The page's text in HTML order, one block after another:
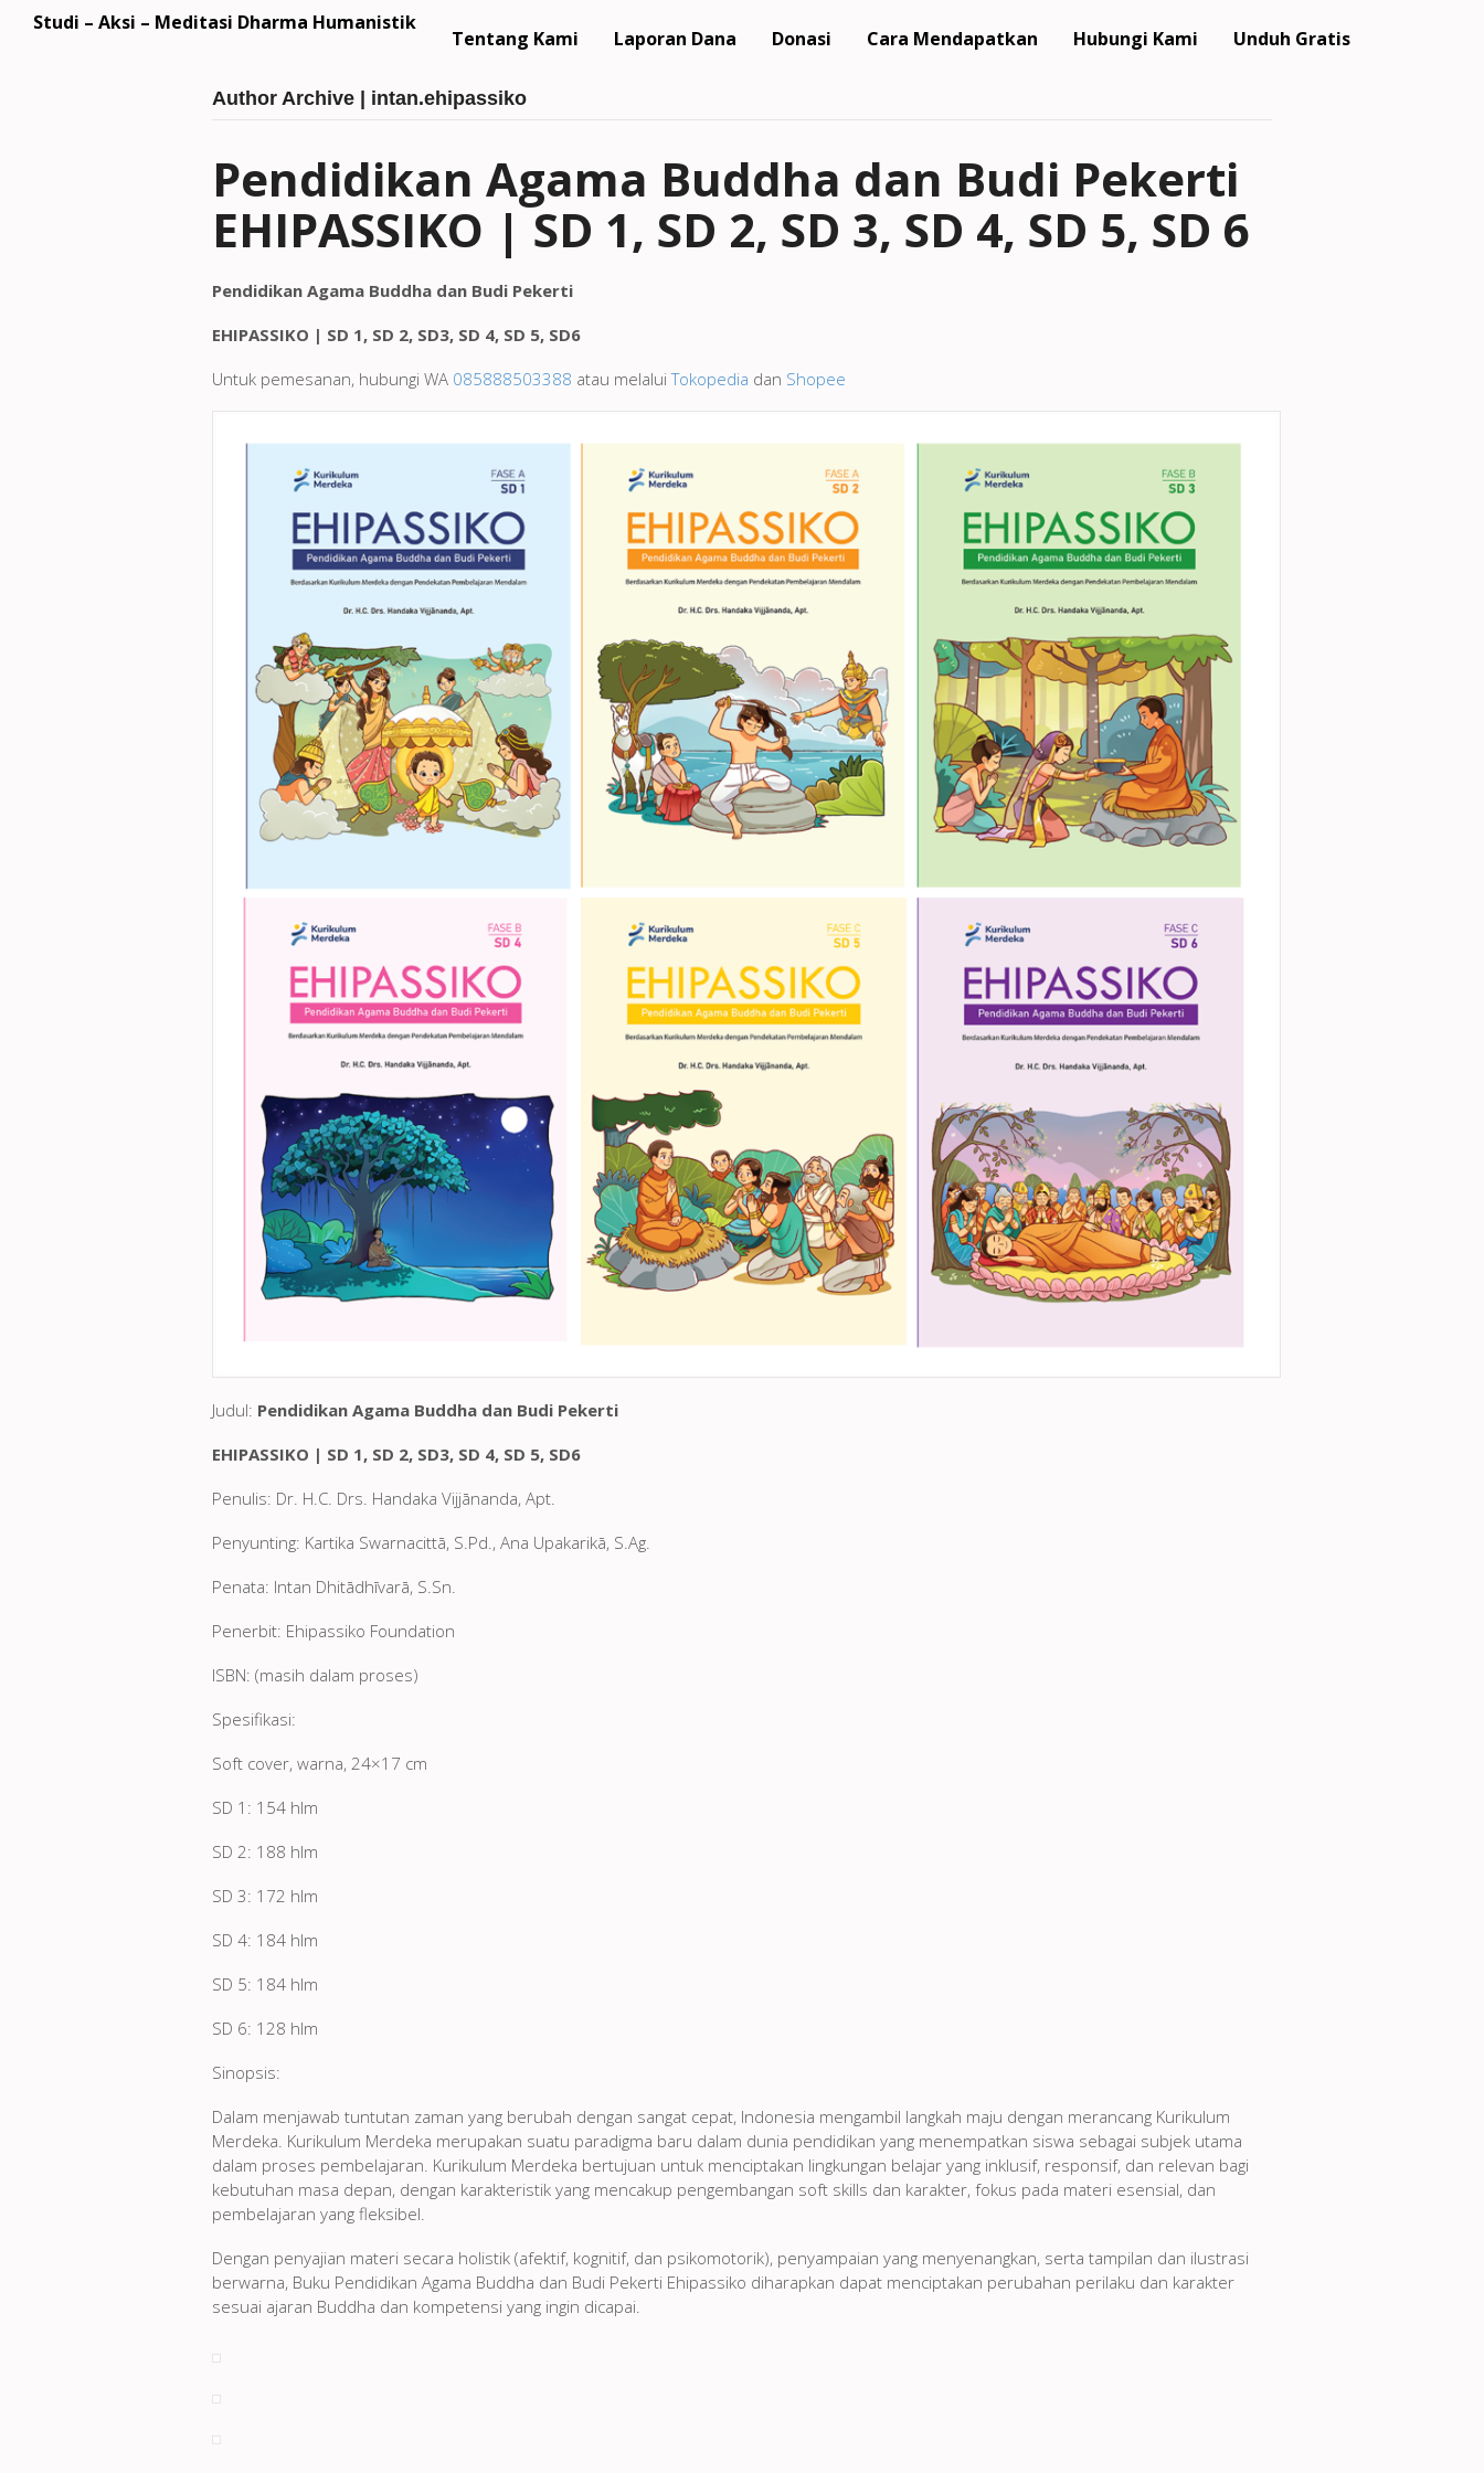
Studi – Aksi – Meditasi Dharma Humanistik
Tentang Kami Laporan Dana Donasi Cara Mendapatkan Hubungi Kami Unduh Gratis
Author Archive | intan.ehipassiko
Pendidikan Agama Buddha dan Budi Pekerti
EHIPASSIKO | SD 1, SD 2, SD 3, SD 4, SD 5, SD 6
Pendidikan Agama Buddha dan Budi Pekerti
EHIPASSIKO | SD 1, SD 2, SD3, SD 4, SD 5, SD6
Untuk pemesanan, hubungi WA 085888503388 atau melaluiTokopedia dan Shopee
Judul: Pendidikan Agama Buddha dan Budi Pekerti
EHIPASSIKO | SD 1, SD 2, SD3, SD 4, SD 5, SD6
Penulis: Dr. H.C. Drs. Handaka Vijjānanda, Apt.
Penyunting: Kartika Swarnacittā, S.Pd., Ana Upakarikā, S.Ag.
Penata: Intan Dhitādhīvarā, S.Sn.
Penerbit: Ehipassiko Foundation
ISBN: (masih dalam proses)
Spesifikasi:
Soft cover, warna, 24×17 cm
SD 1: 154 hlm
SD 2: 188 hlm
SD 3: 172 hlm
SD 4: 184 hlm
SD 5: 184 hlm
SD 6: 128 hlm
Sinopsis:
Dalam menjawab tuntutan zaman yang berubah dengan sangat cepat, Indonesia mengambil langkah maju dengan merancang Kurikulum
Merdeka. Kurikulum Merdeka merupakan suatu paradigma baru dalam dunia pendidikan yang menempatkan siswa sebagai subjek utama
dalam proses pembelajaran. Kurikulum Merdeka bertujuan untuk menciptakan lingkungan belajar yang inklusif, responsif, dan relevan bagi
kebutuhan masa depan, dengan karakteristik yang mencakup pengembangan soft skills dan karakter, fokus pada materi esensial, dan
pembelajaran yang fleksibel.
Dengan penyajian materi secara holistik (afektif, kognitif, dan psikomotorik), penyampaian yang menyenangkan, serta tampilan dan ilustrasi
berwarna, Buku Pendidikan Agama Buddha dan Budi Pekerti Ehipassiko diharapkan dapat menciptakan perubahan perilaku dan karakter
sesuai ajaran Buddha dan kompetensi yang ingin dicapai.